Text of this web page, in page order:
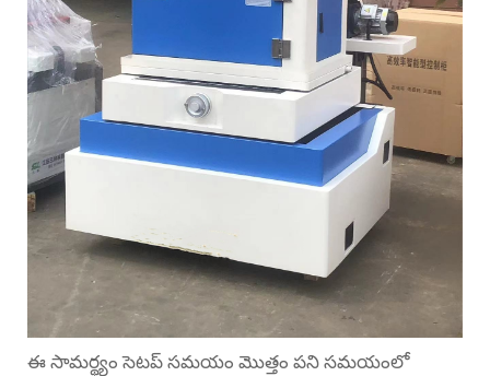
ఈ సామర్థ్యం సెటప్ సమయం మొత్తం పని సమయంలో